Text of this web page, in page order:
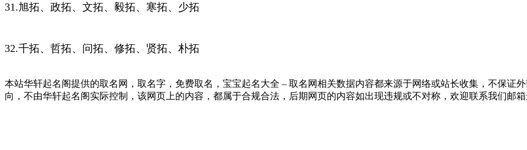
31.旭拓、政拓、文拓、毅拓、寒拓、少拓
32.千拓、哲拓、问拓、修拓、贤拓、朴拓
本站华轩起名阁提供的取名网，取名字，免费取名，宝宝起名大全 – 取名网相关数据内容都来源于网络或站长收集，不保证
向，不由华轩起名阁实际控制，该网页上的内容，都属于合规合法，后期网页的内容如出现违规或不对称，欢迎联系我们邮